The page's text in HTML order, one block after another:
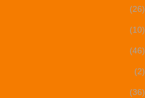
(26)
(10)
(46)
(2)
(36)